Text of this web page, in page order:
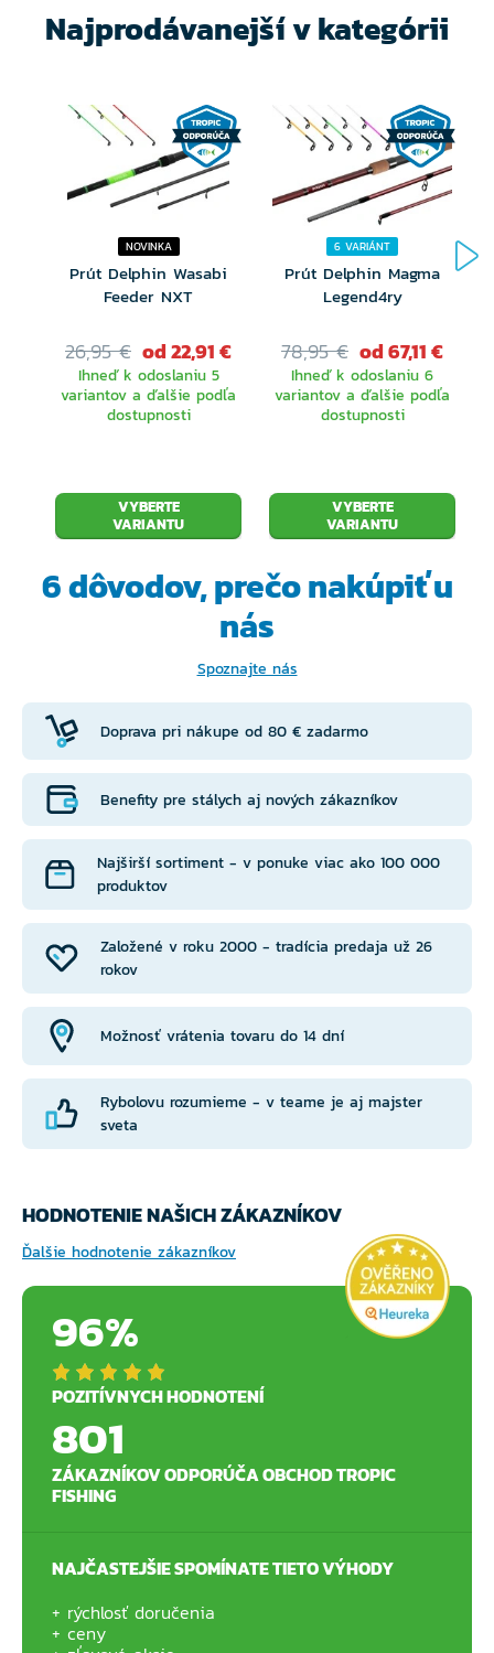
Najprodávanejší v kategórii
NOVINKA
Prút Delphin Wasabi
Feeder NXT
26,95 € od 22,91 €
Ihneď k odoslaniu 5
variantov a ďalšie podľa
dostupnosti
VYBERTE
VARIANTU
6 VARIÁNT
Prút Delphin Magma
Legend4ry
78,95 € od 67,11 €
Ihneď k odoslaniu 6
variantov a ďalšie podľa
dostupnosti
VYBERTE
VARIANTU
6 dôvodov, prečonakúpiť u
nás
Spoznajte nás
Doprava pri nákupe od 80 € zadarmo
Založené v roku 2000 - tradícia predaja už 26
rokov
Benefity pre stálych aj nových zákazníkov
Možnosť vrátenia tovaru do 14 dní
Najširší sortiment - v ponuke viac ako 100 000
produktov
Rybolovu rozumieme - v teame je aj majster
sveta
HODNOTENIE NAŠICH ZÁKAZNÍKOV
Ďalšie hodnotenie zákazníkov
96%
POZITÍVNYCH HODNOTENÍ
801
ZÁKAZNÍKOV ODPORÚČA OBCHOD TROPIC
FISHING
NAJČASTEJŠIE SPOMÍNATE TIETO VÝHODY
rýchlosť doručenia
ceny